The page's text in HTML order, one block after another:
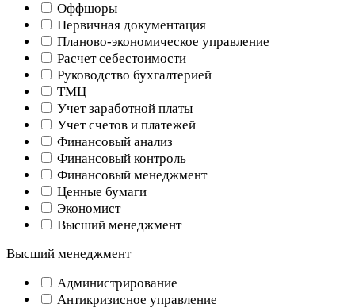
Оффшоры
Первичная документация
Планово-экономическое управление
Расчет себестоимости
Руководство бухгалтерией
ТМЦ
Учет заработной платы
Учет счетов и платежей
Финансовый анализ
Финансовый контроль
Финансовый менеджмент
Ценные бумаги
Экономист
Высший менеджмент
Высший менеджмент
Администрирование
Антикризисное управление